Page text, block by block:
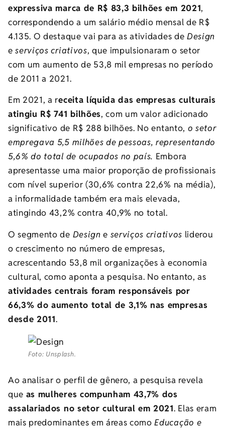
expressiva marca de R$ 83,3 bilhões em 2021,
correspondendo a um salário médio mensal de R$
4.135. O destaque vai para as atividades de Design
eserviços criativos, que impulsionaram o setor
com um aumento de 53,8 mil empresas no período
de 2011 a 2021.
Em 2021, a receita líquida das empresas culturais
atingiu R$ 741 bilhões, com um valor adicionado
significativo de R$ 288 bilhões. No entanto, o setor
empregava 5,5 milhões de pessoas, representando
5,6% do total de ocupados no país. Embora
apresentasse uma maior proporção de profissionais
com nível superior (30,6% contra 22,6% na média),
a informalidade também era mais elevada,
atingindo 43,2% contra 40,9% no total.
O segmento de Design e serviços criativos liderou
o crescimento no número de empresas,
acrescentando 53,8 mil organizações à economia
cultural, como aponta a pesquisa. No entanto, as
atividades centrais foram responsáveis por
66,3% do aumento total de 3,1% nas empresas
desde 2011.
Foto: Unsplash.
Ao analisar o perfil de gênero, a pesquisa revela
que as mulheres compunham 43,7% dos
assalariados no setor cultural em 2021. Elas eram
mais predominantes em áreas comoEducação e